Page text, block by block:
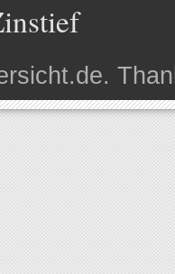
.